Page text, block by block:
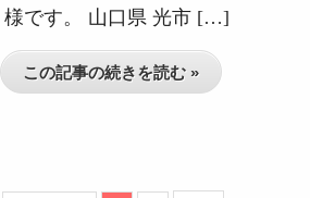
様です。 山口県 光市 […]
この記事の続きを読む »